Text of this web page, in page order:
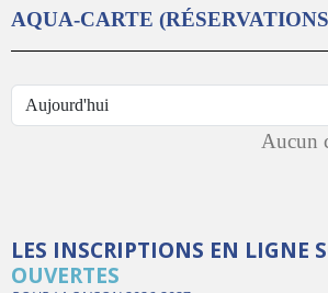
AQUA-CARTE
Aucun
LES INSCRIPTIONS EN LIGNE
OUVERTES